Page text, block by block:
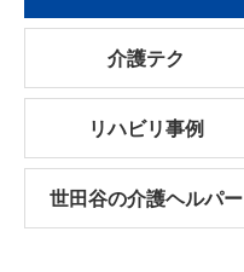
介護テク
リハビリ事例
世田谷の介護ヘルパー